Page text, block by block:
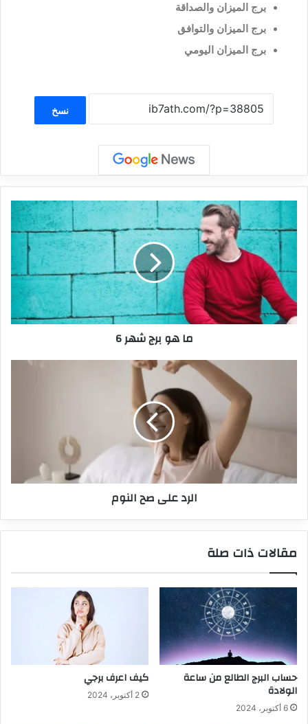
برج الميزان والصداقة
برج الميزان والتوافق
برج الميزان اليومي
نسخ
ما هو برج شهر 6
الرد على صح النوم
مقالات ذات صلة
حساب البرج الطالع من ساعة
الولادة
6 أكتوبر، 2024
كيف اعرف برجي
2 أكتوبر، 2024